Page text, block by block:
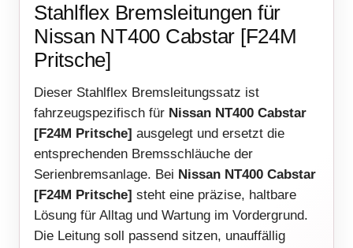
Stahlflex Bremsleitungen für
Nissan NT400 Cabstar [F24M
Pritsche]
Dieser Stahlflex Bremsleitungssatz ist
fahrzeugspezifisch für Nissan NT400 Cabstar
[F24M Pritsche] ausgelegt und ersetzt die
entsprechenden Bremsschläuche der
Serienbremsanlage. Bei Nissan NT400 Cabstar
[F24M Pritsche] steht eine präzise, haltbare
Lösung für Alltag und Wartung im Vordergrund.
Die Leitung soll passend sitzen, unauffällig